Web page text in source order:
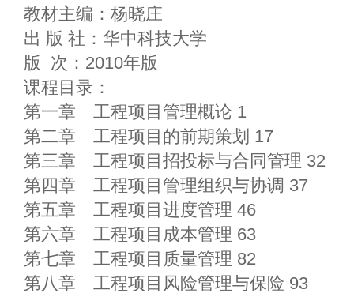
教材主编：杨晓庄
出 版 社：华中科技大学
版 次：2010年版
课程目录：
第一章 工程项目管理概论 1
第二章 工程项目的前期策划 17
第三章 工程项目招投标与合同管理 32
第四章 工程项目管理组织与协调 37
第五章 工程项目进度管理 46
第六章 工程项目成本管理 63
第七章 工程项目质量管理 82
第八章 工程项目风险管理与保险 93